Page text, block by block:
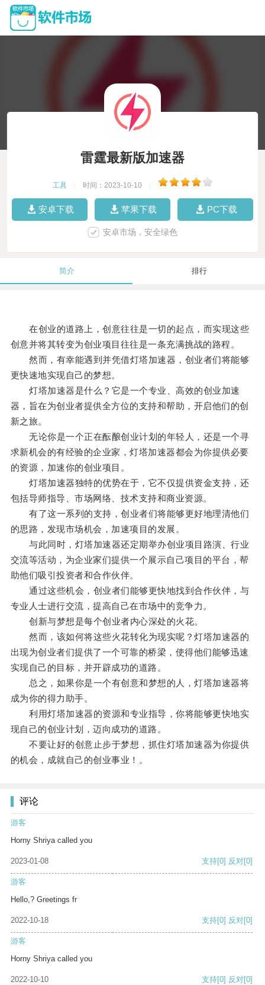
雷霆最新版加速器
工具 时间：2023-10-10
安卓下载 苹果下载 PC下载
安卓市场，安全绿色
简介 排行
在创业的道路上，创意往往是一切的起点，而实现这些
创意并将其转变为创业项目往往是一条充满挑战的路程。
然而，有幸能遇到并凭借灯塔加速器，创业者们将能够
更快速地实现自己的梦想。
灯塔加速器是什么？它是一个专业、高效的创业加速
器，旨在为创业者提供全方位的支持和帮助，开启他们的创
新之旅。
无论你是一个正在酝酿创业计划的年轻人，还是一个寻
求新机会的有经验的企业家，灯塔加速器都会为你提供必要
的资源，加速你的创业项目。
灯塔加速器独特的优势在于，它不仅提供资金支持，还
包括导师指导、市场网络、技术支持和商业资源。
有了这一系列的支持，创业者们将能够更好地理清他们
的思路，发现市场机会，加速项目的发展。
与此同时，灯塔加速器还定期举办创业项目路演、行业
交流等活动，为企业家们提供一个展示自己项目的平台，帮
助他们吸引投资者和合作伙伴。
通过这些机会，创业者们能够更快地找到合作伙伴，与
专业人士进行交流，提高自己在市场中的竞争力。
创新与梦想是每个创业者内心深处的火花。
然而，该如何将这些火花转化为现实呢？灯塔加速器的
出现为创业者们提供了一个可靠的桥梁，使得他们能够迅速
实现自己的目标，并开辟成功的道路。
总之，如果你是一个有创意和梦想的人，灯塔加速器将
成为你的得力助手。
利用灯塔加速器的资源和专业指导，你将能够更快地实
现自己的创业计划，迈向成功的道路。
不要让好的创意止步于梦想，抓住灯塔加速器为你提供
的机会，成就自己的创业事业！。
评论
游客
Horny Shriya called you
2023-01-08 支持[0] 反对[0]
游客
Hello,? Greetings fr
2022-10-18 支持[0] 反对[0]
游客
Horny Shriya called you
2022-10-10 支持[0] 反对[0]